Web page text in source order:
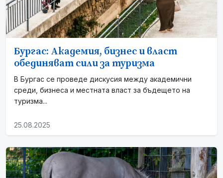
Бургас: Академия, бизнес и власт
обединяват сили за туризма
В Бургас се проведе дискусия между академични
среди, бизнеса и местната власт за бъдещето на
туризма...
25.08.2025